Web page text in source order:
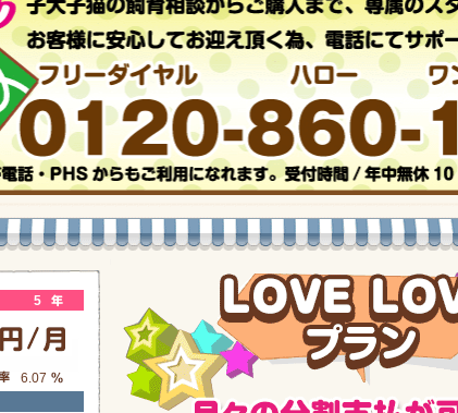
5
6.07